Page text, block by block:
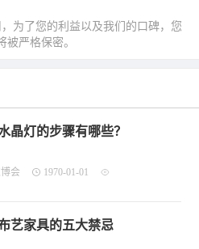
为了您的利益以及我们的口碑，您
被严格保密。
晶灯的步骤有哪些？
会 1970-01-01
艺家具的五大禁忌